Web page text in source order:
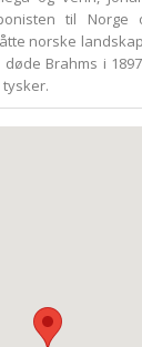
til Norge
norske
Brahms i